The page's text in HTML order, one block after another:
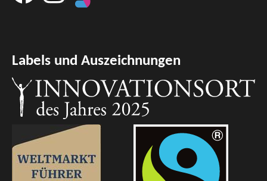
Labels und Auszeichnungen